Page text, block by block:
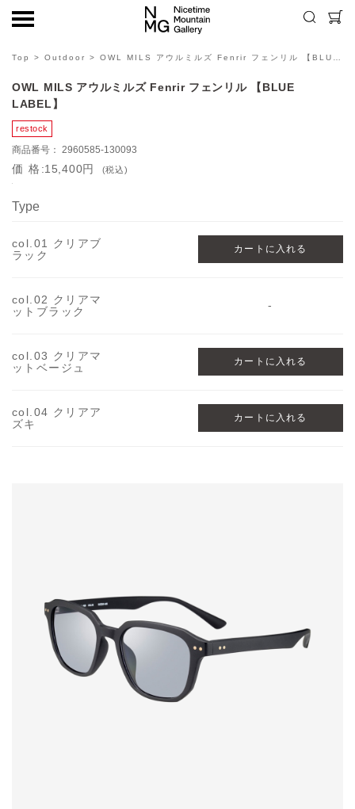
Top > Outdoor > OWL MILS アウルミルズ Fenrir フェンリル 【BLUE LABEL】
OWL MILS アウルミルズ Fenrir フェンリル 【BLUE
LABEL】
2960585-130093
価格15,400円 (税込)
Type
col.01 クリアブ
ラック
col.02 クリアマ
ットブラック
-
col.03 クリアマ
ットベージュ
col.04 クリアア
ズキ